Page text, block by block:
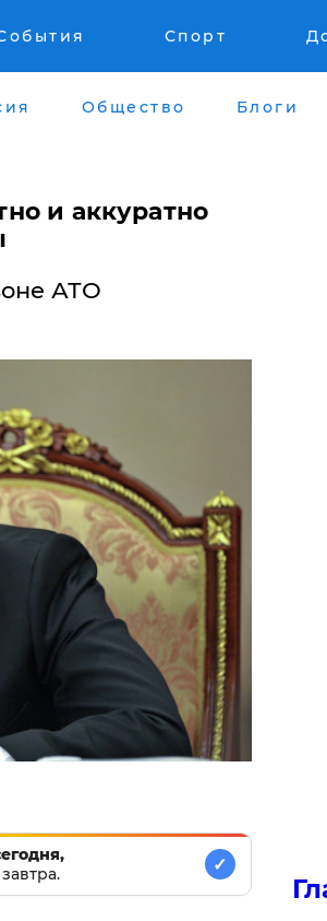
Спорт
Общество Блоги
и аккуратно
АТО
✓